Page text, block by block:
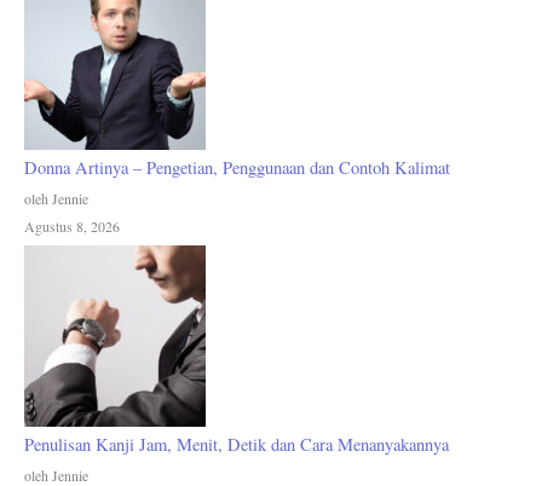
Donna Artinya – Pengetian, Penggunaan dan Contoh Kalimat
oleh Jennie
Agustus 8, 2026
Penulisan Kanji Jam, Menit, Detik dan Cara Menanyakannya
oleh Jennie